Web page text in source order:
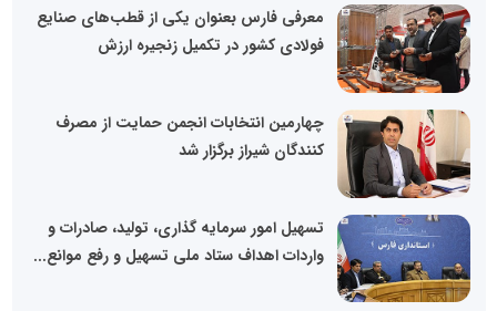
معرفی فارس بعنوان یکی از قطب‌های صنایع
فولادی کشور در تکمیل زنجیره ارزش
چهارمین انتخابات انجمن حمایت از مصرف
کنندگان شیراز برگزار شد
تسهیل امور سرمایه گذاری، تولید، صادرات و
واردات اهداف ستاد ملی تسهیل و رفع موانع...